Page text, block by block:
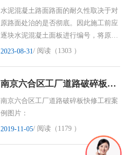
水泥混凝土路面路面的耐久性取决于对
原路面处治的是否彻底。因此施工前应
逐块水泥混凝土面板进行编号，将原路
面的病害情况进行调查并做
2023-08-31/ 阅读（1303 ）
南京六合区工厂道路破碎板快修工程
南京六合区工厂道路破碎板快修工程案
例图片：
2019-11-05/ 阅读（1179 ）